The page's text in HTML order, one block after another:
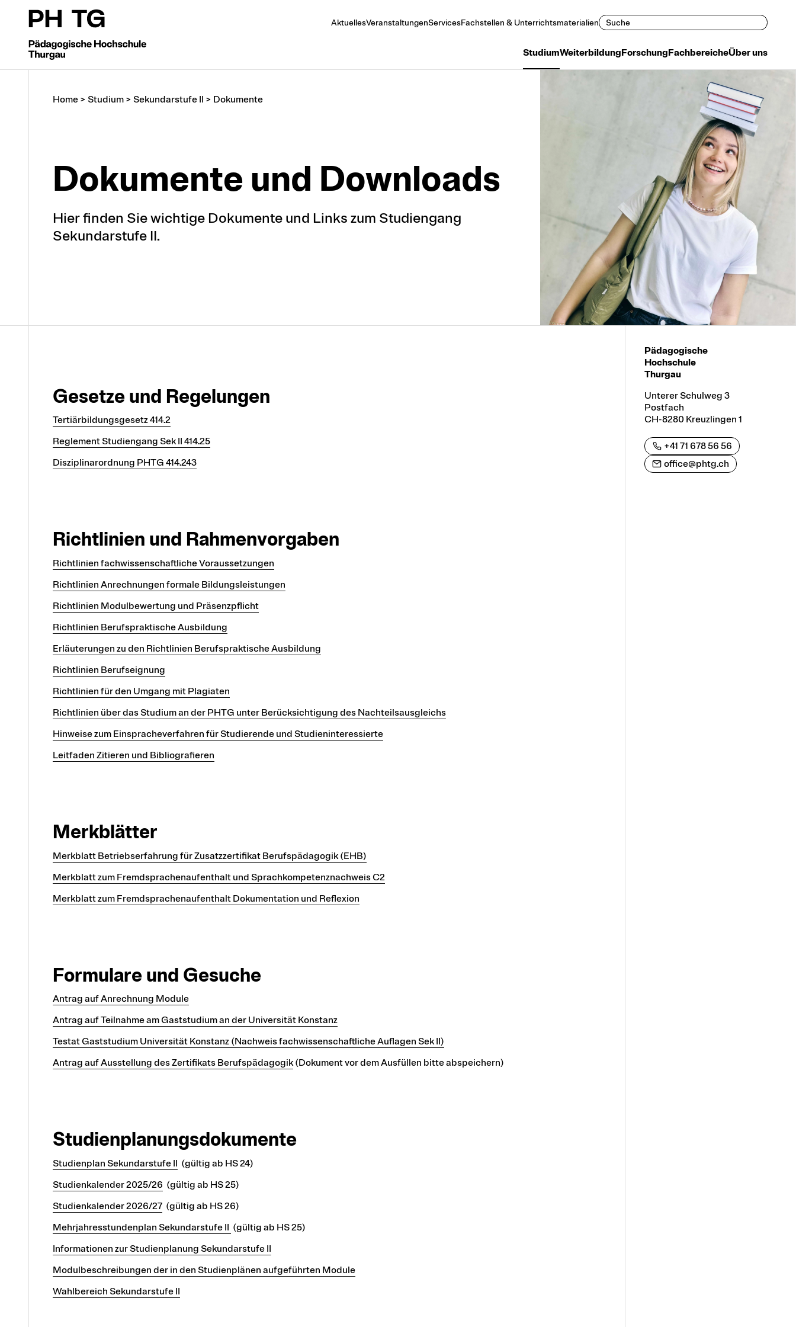
StudiumWeiterbildungForschungFachbereicheÜber uns
AktuellesVeranstaltungenServicesFachstellen & Unterrichtsmaterialien Suchen
Home > Studium > Sekundarstufe II > Dokumente
Do­ku­men­te und Down­loads
Hier finden Sie wichtige Dokumente und Links zum Studiengang
Sekundarstufe II.
Gesetze und Regelungen
Tertiärbildungsgesetz 414.2
Reglement Studiengang Sek II 414.25
Disziplinarordnung PHTG 414.243
Richtlinien und Rahmenvorgaben
Richtlinien fachwissenschaftliche Voraussetzungen
Richtlinien Anrechnungen formale Bildungsleistungen
Richtlinien Modulbewertung und Präsenzpflicht
Richtlinien Berufspraktische Ausbildung
Erläuterungen zu den Richtlinien Berufspraktische Ausbildung
Richtlinien Berufseignung
Richtlinien für den Umgang mit Plagiaten
Richtlinien über das Studium an der PHTG unter Berücksichtigung des Nachteilsausgleichs
Hinweise zum Einspracheverfahren für Studierende und Studieninteressierte
Leitfaden Zitieren und Bibliografieren
Merkblätter
Merkblatt Betriebserfahrung für Zusatzzertifikat Berufspädagogik (EHB)
Merkblatt zum Fremdsprachenaufenthalt und Sprachkompetenznachweis C2
Merkblatt zum Fremdsprachenaufenthalt Dokumentation und Reflexion
Formulare und Gesuche
Antrag auf Anrechnung Module
Antrag auf Teilnahme am Gaststudium an der Universität Konstanz
Testat Gaststudium Universität Konstanz (Nachweis fachwissenschaftliche Auflagen Sek II)
Antrag auf Ausstellung des Zertifikats Berufspädagogik(Dokument vor dem Ausfüllen bitte abspeichern)
Studienplanungsdokumente
Studienplan Sekundarstufe II (gültig ab HS 24)
Studienkalender 2025/26 (gültig ab HS 25)
Studienkalender 2026/27 (gültig ab HS 26)
Mehrjahresstundenplan Sekundarstufe II (gültig ab HS 25)
Informationen zur Studienplanung Sekundarstufe II
Modulbeschreibungen der in den Studienplänen aufgeführten Module
Wahlbereich Sekundarstufe II
Pädagogische
Hochschule
Thurgau
Unterer Schulweg 3
Postfach
CH-8280 Kreuzlingen 1
+41 71 678 56 56
office@phtg.ch